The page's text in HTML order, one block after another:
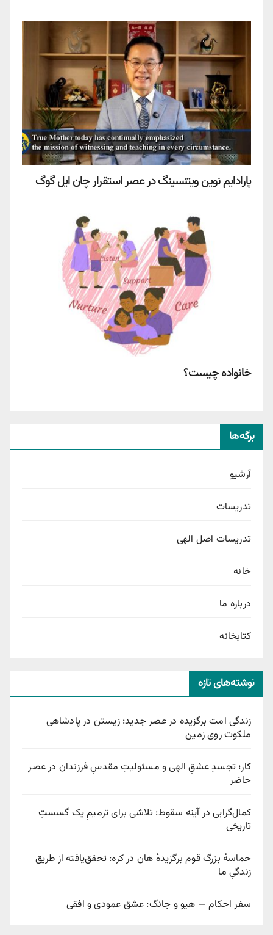
پارادایم نوین ویتنسینگ در عصر استقرار چان ایل گوگ
خانواده چیست؟
برگه‌ها
آرشیو
تدریسات
تدریسات اصل الهی
خانه
درباره ما
کتابخانه
نوشته‌های تازه
زندگی امت برگزیده در عصر جدید: زیستن در پادشاهی
ملکوت روی زمین
کار؛ تجسدِ عشقِ الهی و مسئولیتِ مقدسِ فرزندان در عصر
حاضر
کمال‌گرایی در آینه سقوط: تلاشی برای ترمیمِ یک گسستِ
تاریخی
حماسهٔ بزرگ قوم برگزیدهٔ هان در کره: تحقق‌یافته از طریق
زندگیِ ما
سفر احکام — هیو و جانگ: عشق عمودی و افقی